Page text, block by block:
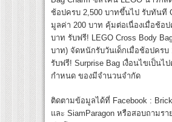
ช้อปครบ 2,500 บาทขึ้นไป รับทันที
มูลค่า 200 บาท คุ้มต่อเนื่องเมื่อช้อป
บาท รับฟรี! LEGO Cross Body
บาท) จัดหนักรับวันเด็กเมื่อช้อปครบ
รับฟรี! Surprise Bag เงื่อนไขเป็นไ
กำหนด ของมีจำนวนจำกัด
ติดตามข้อมูลได้ที่ Facebook :
และ SiamParagon หรือสอบถามรา